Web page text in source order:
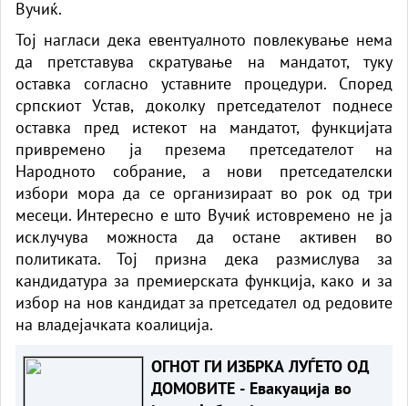
Вучиќ.
Тој нагласи дека евентуалното повлекување нема
да претставува скратување на мандатот, туку
оставка согласно уставните процедури. Според
српскиот Устав, доколку претседателот поднесе
оставка пред истекот на мандатот, функцијата
привремено ја презема претседателот на
Народното собрание, а нови претседателски
избори мора да се организираат во рок од три
месеци. Интересно е што Вучиќ истовремено не ја
исклучува можноста да остане активен во
политиката. Тој призна дека размислува за
кандидатура за премиерската функција, како и за
избор на нов кандидат за претседател од редовите
на владејачката коалиција.
ОГНОТ ГИ ИЗБРКА ЛУЃЕТО ОД
ДОМОВИТЕ - Евакуација во